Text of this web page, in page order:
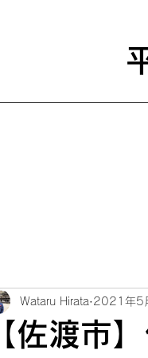
【佐渡市
Wataru Hirata 2021年5